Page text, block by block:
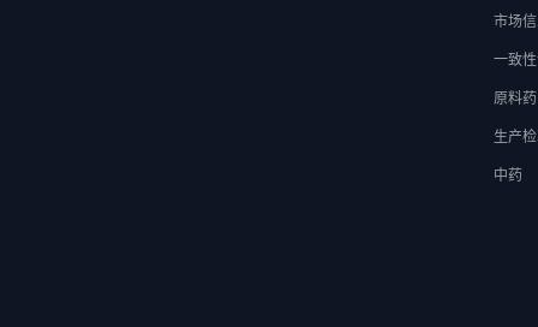
市场
一致
原料药
生产
中药